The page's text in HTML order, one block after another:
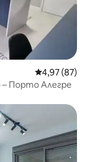
Средна
4,97 (87)
– Порто Алегре